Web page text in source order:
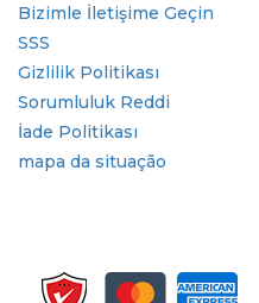
Bizimle İletişime Geçin
SSS
Gizlilik Politikası
Sorumluluk Reddi
İade Politikası
mapa da situação